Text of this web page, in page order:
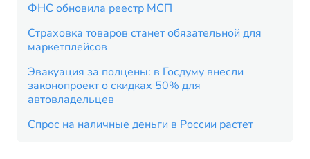
ФНС обновила реестр МСП
Страховка товаров станет обязательной для
маркетплейсов
Эвакуация за полцены: в Госдуму внесли
законопроект о скидках 50% для
автовладельцев
Спрос на наличные деньги в России растет